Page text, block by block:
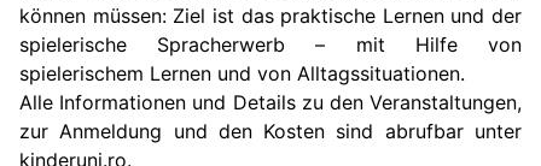
können müssen: Ziel ist das praktische Lernen und der
spielerische Spracherwerb – mit Hilfe von
spielerischem Lernen und von Alltagssituationen.
Alle Informationen und Details zu den Veranstaltungen,
zur Anmeldung und den Kosten sind abrufbar unter
kinderuni.ro.